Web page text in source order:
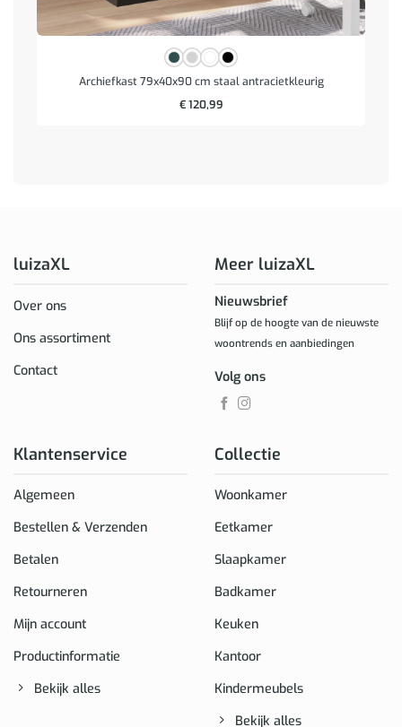
Archiefkast 79x40x90 cm staal antracietkleurig
€120,99
luizaXL
Over ons
Ons assortiment
Contact
Klantenservice
Algemeen
Bestellen & Verzenden
Betalen
Retourneren
Mijn account
Productinformatie
Bekijk alles
Collectie
Woonkamer
Eetkamer
Slaapkamer
Badkamer
Keuken
Kantoor
Kindermeubels
Bekijk alles
Meer luizaXL
Nieuwsbrief
Blijf op de hoogte van de nieuwste
woontrends en aanbiedingen
Volg ons